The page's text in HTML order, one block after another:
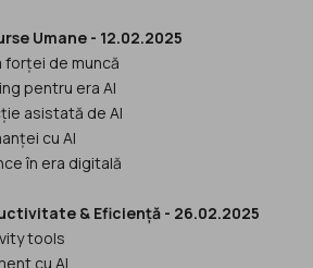
Umane - 12.02.2025
forței de muncă
pentru era Al
asistată de Al
cu Al
în era digitală
& Eficiență - 26.02.2025
tools
cu Al